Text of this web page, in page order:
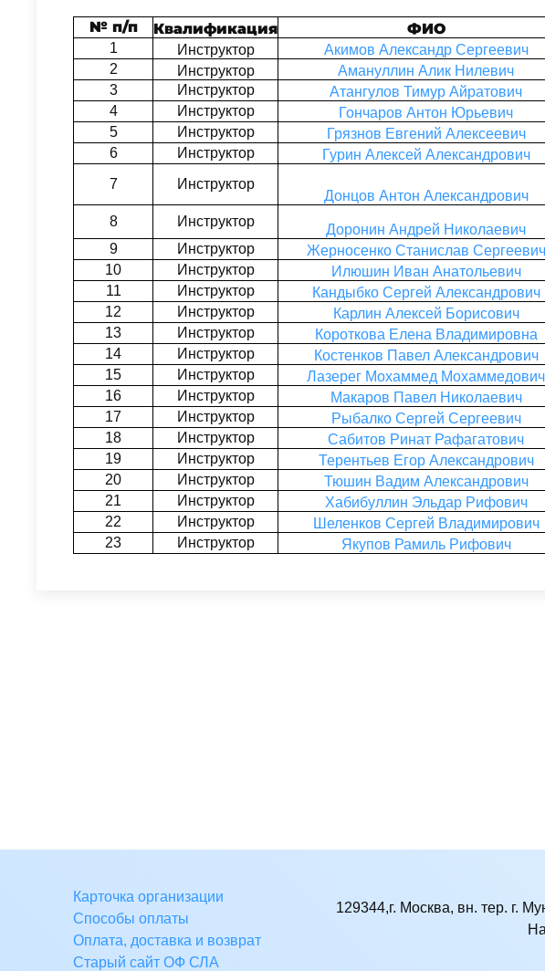
№ п/п Квалификация ФИО
1 Инструктор Акимов Александр Сергеевич
2
Инструктор Амануллин Алик Нилевич
3
Инструктор Атангулов Тимур Айратович
4
Инструктор Гончаров Антон Юрьевич
5
Инструктор Грязнов Евгений Алексеевич
6
Инструктор Гурин Алексей Александрович
7
Инструктор
Донцов Антон Александрович
8 Инструктор
Доронин Андрей Николаевич
9
Инструктор Жерносенко Станислав Сергеевич
10
Инструктор Илюшин Иван Анатольевич
11
Инструктор Кандыбко Сергей Александрович
12
Инструктор Карлин Алексей Борисович
13
Инструктор
Короткова Елена Владимировна
14
Инструктор Костенков Павел Александрович
15
Инструктор Лазерег Мохаммед Мохаммедович
16
Инструктор Макаров Павел Николаевич
17
Инструктор Рыбалко Сергей Сергеевич
18
Инструктор Сабитов Ринат Рафагатович
19
Инструктор Терентьев Егор Александрович
20
Инструктор Тюшин Вадим Александрович
21
Инструктор Хабибуллин Эльдар Рифович
22
Инструктор Шеленков Сергей Владимирович
23
Инструктор Якупов Рамиль Рифович
Карточка организации
Способы оплаты
Оплата, доставка и возврат
Старый сайт ОФ СЛА
129344,г. Москва, вн. тер. г.